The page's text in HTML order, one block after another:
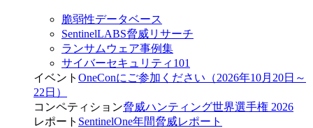
脆弱性データベース
SentinelLABS脅威リサーチ
ランサムウェア事例集
サイバーセキュリティ101
イベント OneConにご参加ください（2026年10月20日～
22日）
コンペティション脅威ハンティング世界選手権 2026
レポート SentinelOne年間脅威レポート